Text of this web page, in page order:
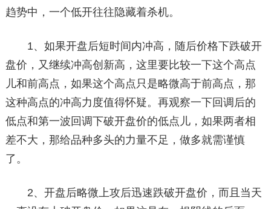
趋势中，一个低开往往隐藏着杀机。
1、如果开盘后短时间内冲高，随后价格下跌破开
盘价，又继续冲高创新高，这里要比较一下这个高点
儿和前高点，如果这个高点只是略微高于前高点，那
这种高点的冲高力度值得怀疑。再观察一下回调后的
低点和第一波回调下破开盘价的低点儿，如果两者相
差不大，那给品种多头的力量不足，做多就需谨慎
了。
2、开盘后略微上攻后迅速跌破开盘价，而且当天